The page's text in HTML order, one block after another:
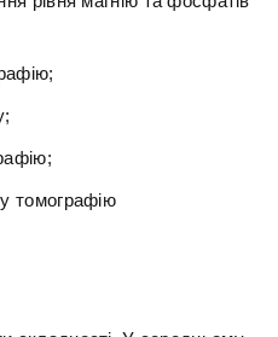
томографію